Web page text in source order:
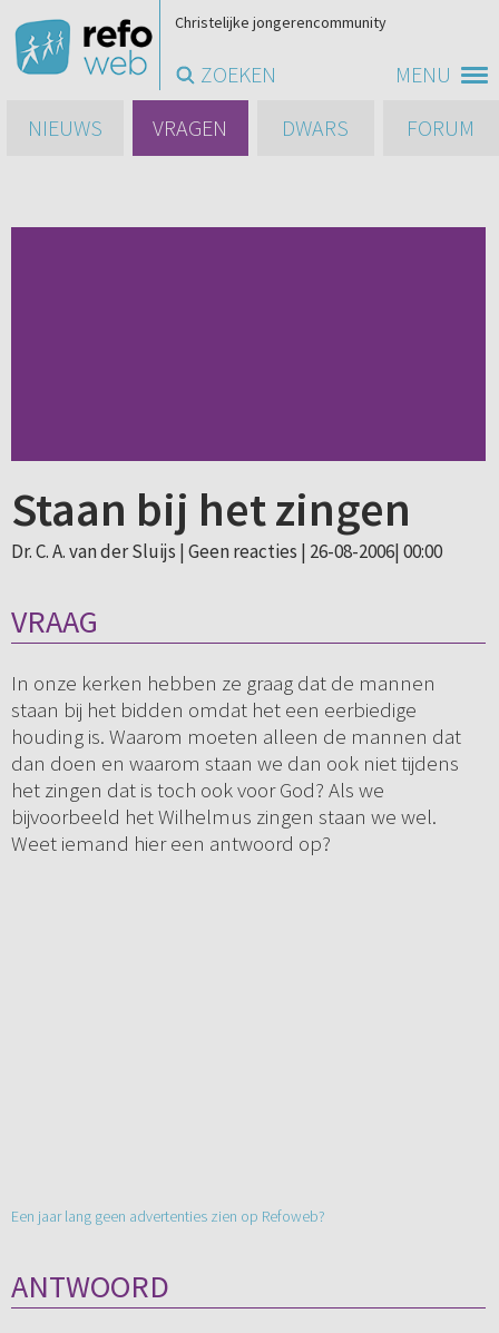
MENU
Christelijke jongerencommunity
ZOEKEN
NIEUWS
VRAGEN DWARS FORUM
Staan bij het zingen
Dr. C. A. van der Sluijs | Geen reacties | 26-08-2006| 00:00
VRAAG
In onze kerken hebben ze graag dat de mannen
staan bij het bidden omdat het een eerbiedige
houding is. Waarom moeten alleen de mannen dat
dan doen en waarom staan we dan ook niet tijdens
het zingen dat is toch ook voor God? Als we
bijvoorbeeld het Wilhelmus zingen staan we wel.
Weet iemand hier een antwoord op?
Een jaar lang geen advertenties zien op Refoweb?
ANTWOORD